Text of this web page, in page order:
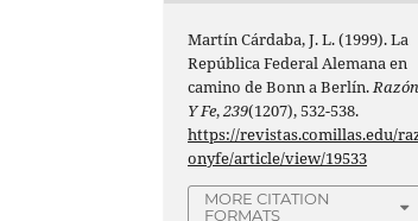
Martín Cárdaba, J. L. (1999). La
República Federal Alemana en
camino de Bonn a Berlín.
Y Fe,239(1207), 532-538.
https://revistas.comillas.edu/
onyfe/article/view/19533
MORE CITATION
FORMATS